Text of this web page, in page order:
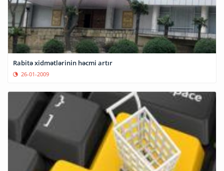
Rabitə xidmətlərinin həcmi artır
26-01-2009